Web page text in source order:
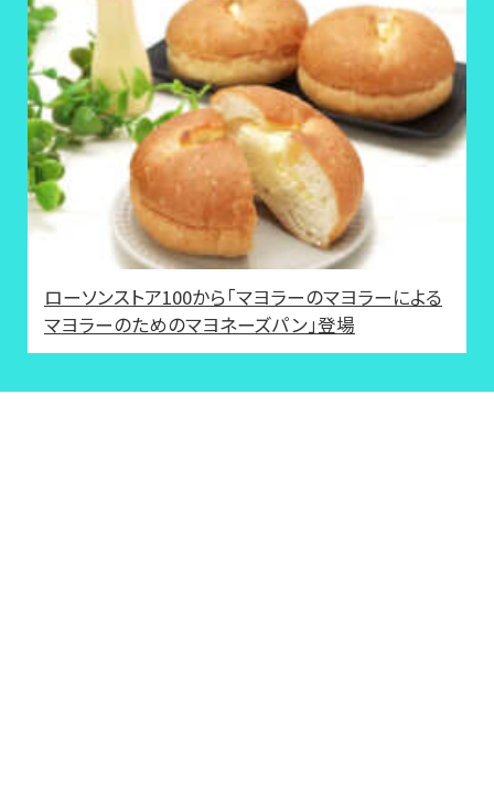
ローソンストア100から「マヨラーのマヨラーによる
マヨラーのためのマヨネーズパン」登場